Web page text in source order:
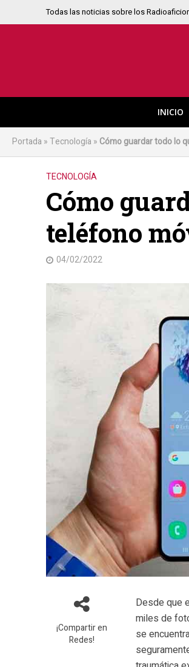
Todas las noticias sobre los
INICIO
Portada »Tecnología » Cómo guardar todo lo
TECNOLOGÍA
Cómo
teléfono
04/02/2022
¡Compartir en
Redes!
Desde que
miles de
se